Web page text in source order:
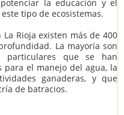
la educación y el
tipo de ecosistemas.
Rioja existen más de 400
La mayoría son
particulares que se han
el manejo del agua, la
ganaderas, y que
de batracios.